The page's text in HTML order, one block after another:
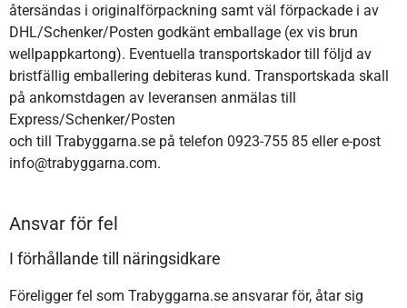
återsändas i originalförpackning samt väl förpackade i av
DHL/Schenker/Posten godkänt emballage (ex vis brun
wellpappkartong). Eventuella transportskador till följd av
bristfällig emballering debiteras kund. Transportskada skall
på ankomstdagen av leveransen anmälas till
Express/Schenker/Posten
och till Trabyggarna.se på telefon 0923-755 85 eller e-post
info@trabyggarna.com.
Ansvar för fel
I förhållande till näringsidkare
Föreligger fel som Trabyggarna.se ansvarar för, åtar sig